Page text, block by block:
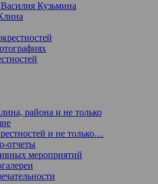
Кузьмина
района и не только
и не только…
отчеты
мероприятий